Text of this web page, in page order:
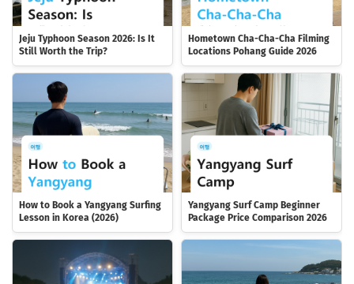
Jeju Typhoon Season 2026: Is It
Still Worth the Trip?
Hometown Cha-Cha-Cha Filming
Locations Pohang Guide 2026
How to Book a Yangyang Surfing
Lesson in Korea (2026)
Yangyang Surf Camp Beginner
Package Price Comparison 2026